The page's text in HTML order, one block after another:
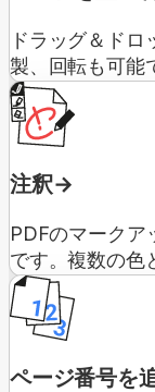
ドラッグ＆ド
製、回転も可能
注釈
PDFのマークア
です。複数の色
ページ番号を